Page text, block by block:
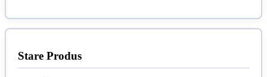
Stare Produs